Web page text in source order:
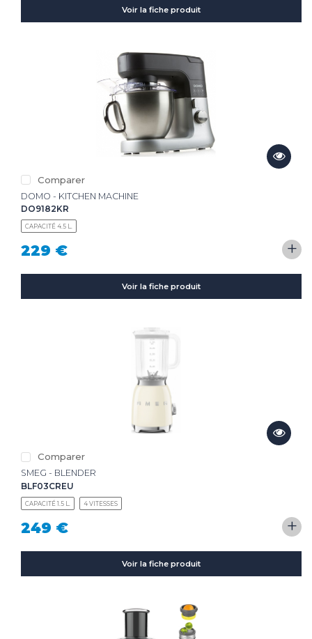
Voir la fiche produit
Comparer
DOMO - KITCHEN MACHINE
DO9182KR
CAPACITÉ 4.5 L.
229 € +
Voir la fiche produit
Comparer
SMEG - BLENDER
BLF03CREU
CAPACITÉ 1.5 L. 4 VITESSES
249 € +
Voir la fiche produit